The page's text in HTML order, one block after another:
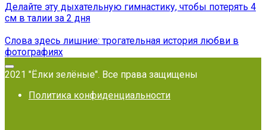
Делайте эту дыхательную гимнастику, чтобы потерять 4
см в талии за 2 дня
Слова здесь лишние: трогательная история любви в
фотографиях
2021 "Ёлки зелёные". Все права защищены
Политика конфиденциальности